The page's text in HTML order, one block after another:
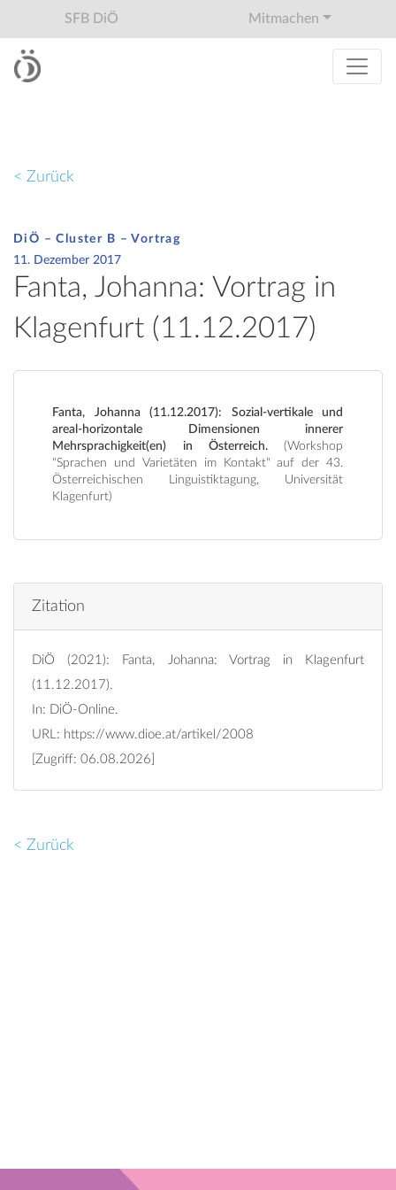
SFB DiÖ Mitmachen
< Zurück
DiÖ – Cluster B – Vortrag
11. Dezember 2017
Fanta, Johanna: Vortrag in
Klagenfurt (11.12.2017)
Fanta, Johanna (11.12.2017): Sozial-vertikale und
areal-horizontale Dimensionen innerer
Mehrsprachigkeit(en) in Österreich. (Workshop
"Sprachen und Varietäten im Kontakt" auf der 43.
Österreichischen Linguistiktagung, Universität
Klagenfurt)
Zitation
DiÖ (2021): Fanta, Johanna: Vortrag in Klagenfurt
(11.12.2017).
In: DiÖ-Online.
URL: https://www.dioe.at/artikel/2008
[Zugriff: 06.08.2026]
< Zurück